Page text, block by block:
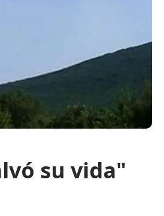
su vida"